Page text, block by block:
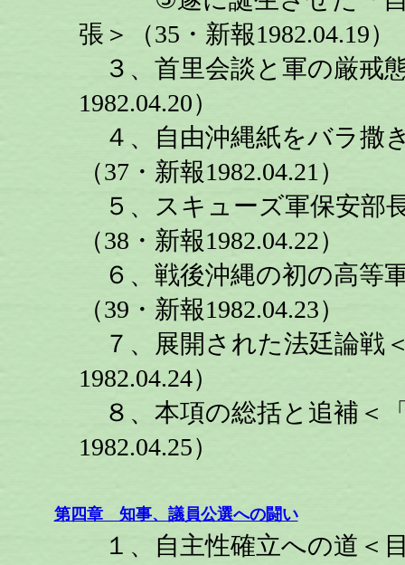
張＞（35・新報1982.04.19）
３、首里会談と軍の厳戒
1982.04.20）
４、自由沖縄紙をバラ撒
（37・新報1982.04.21）
５、スキューズ軍保安部
（38・新報1982.04.22）
６、戦後沖縄の初の高等
（39・新報1982.04.23）
７、展開された法廷論戦
1982.04.24）
８、本項の総括と追補＜
1982.04.25）
第四章 知事、議員公選への闘い
１、自主性確立への道＜